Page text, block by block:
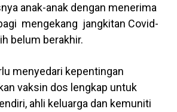
anak-anak dengan menerima
mengekang jangkitan Covid-
belum berakhir.
menyedari kepentingan
vaksin dos lengkap untuk
ahli keluarga dan kemuniti